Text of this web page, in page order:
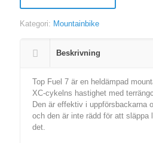
Kategori: Mountainbike
Beskrivning
Top Fuel 7 är en heldämpad
XC-cykelns hastighet med
Den är effektiv i uppförsbackarna
och den är inte rädd för att släppa
det.